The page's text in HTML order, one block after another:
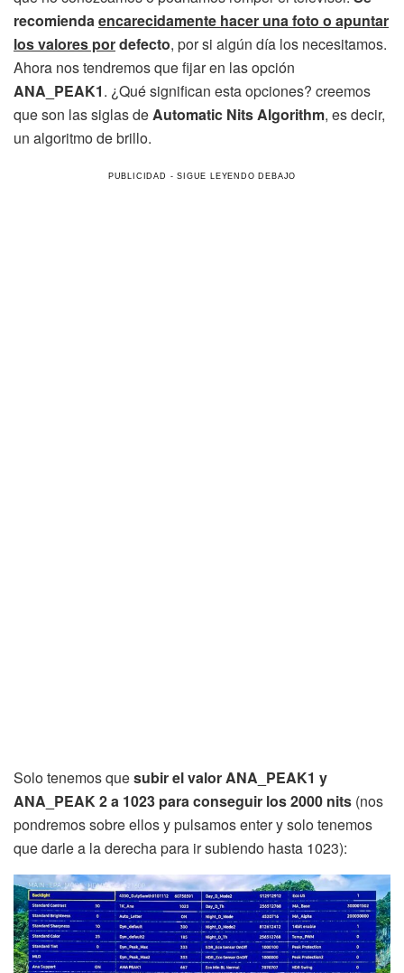
recomiendaencarecidamente hacer una foto o apuntar
los valores pordefecto, por si algún día los necesitamos.
Ahora nos tendremos que fijar en las opción
ANA_PEAK1. ¿Qué significan esta opciones? creemos
que son las siglas deAutomatic Nits Algorithm, es decir,
un algoritmo de brillo.
Solo tenemos quesubir el valor ANA_PEAK1 y
ANA_PEAK 2 a 1023 para conseguir los 2000 nits (nos
pondremos sobre ellos y pulsamos enter y solo tenemos
que darle a la derecha para ir subiendo hasta 1023):